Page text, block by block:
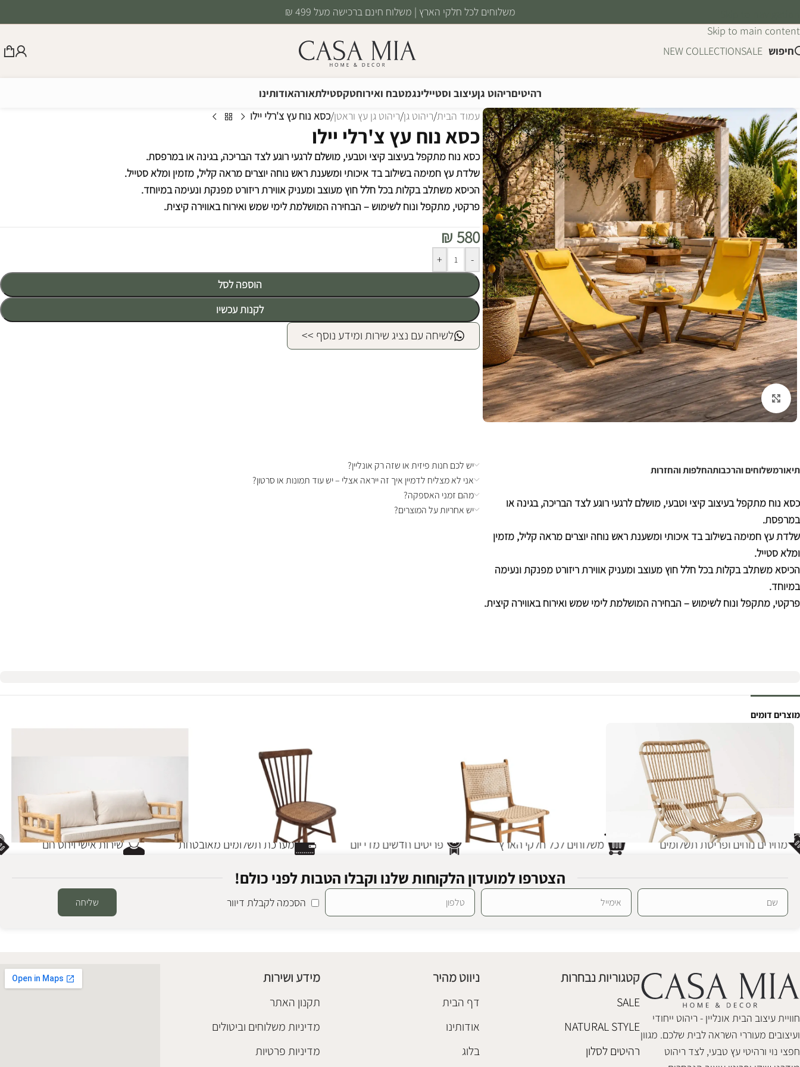
Skip to main content
משלוחים לכל חלקי הארץ | משלוח חינם ברכישה מעל 499 ₪
חיפוש SALE
NEW COLLECTION
רהיטיםריהוט גןעיצוב וסטיילינגמטבח ואירוחטקסטילתאורהאודותינו
לחצו להגדלה
עמוד הבית/ריהוט גן/ריהוט גן עץ וראטן/כסא נוח עץ צ'רלי יילו
כסא נוח עץ צ'רלי יילו
כסא נוח מתקפל בעיצוב קיצי וטבעי, מושלם לרגעי רוגע לצד הבריכה, בגינה או במרפסת.
שלדת עץ חמימה בשילוב בד איכותי ומשענת ראש נוחה יוצרים מראה קליל, מזמין ומלא סטייל.
הכיסא משתלב בקלות בכל חלל חוץ מעוצב ומעניק אווירת ריזורט מפנקת ונעימה במיוחד.
פרקטי, מתקפל ונוח לשימוש – הבחירה המושלמת לימי שמש ואירוח באווירה קיצית.
₪580
-
+
הוספה לסל
לקנות עכשיו
Alternative:
לשיחה עם נציג שירות ומידע נוסף >>
תיאורמשלוחים והרכבותהחלפות והחזרות
כסא נוח מתקפל בעיצוב קיצי וטבעי, מושלם לרגעי רוגע לצד הבריכה, בגינה או
במרפסת.
שלדת עץ חמימה בשילוב בד איכותי ומשענת ראש נוחה יוצרים מראה קליל, מזמין
ומלא סטייל.
הכיסא משתלב בקלות בכל חלל חוץ מעוצב ומעניק אווירת ריזורט מפנקת ונעימה
במיוחד.
פרקטי, מתקפל ונוח לשימוש – הבחירה המושלמת לימי שמש ואירוח באווירה קיצית.
יש לכם חנות פיזית או שזה רק אונליין?
אני לא מצליח לדמיין איך זה ייראה אצלי – יש עוד תמונות או סרטון?
מהם זמני האספקה?
יש אחריות על המוצרים?
מוצרים דומים
SALE
₪1,280
1,180
הוספה לסל
כסא אוכל ג'פארה
הוספה לסל
כסא אוכל פאולו טבעי
ספה תלת טיק בלורה
שירות אישי ויחס חם מערכת תשלומים מאובטחת פריטים חדשים מדי יום משלוחים לכל חלקי הארץ מחירים נוחים ופריסת תשלומים
הצטרפו למועדון הלקוחות שלנו וקבלו הטבות לפני כולם!
הסכמה לקבלת דיוור שליחה
חוויית עיצוב הבית אונליין - ריהוט ייחודי
ועיצובים מעוררי השראה לבית שלכם. מגוון
חפצי נוי ורהיטי עץ טבעי, לצד ריהוט
קטגוריות נבחרות
SALE
NATURAL STYLE
רהיטים לסלון
ניווט מהיר
דף הבית
אודותינו
בלוג
מידע ושירות
תקנון האתר
מדיניות משלוחים וביטולים
מדיניות פרטיות